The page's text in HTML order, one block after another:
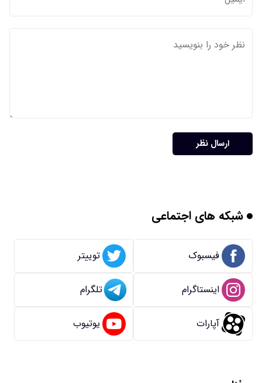
ارسال نظر
شبکه های اجتماعی
فیسبوک توییتر
اینستاگرام تلگرام
آپارات یوتیوب